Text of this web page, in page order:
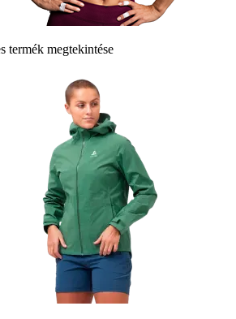
termék megtekintése